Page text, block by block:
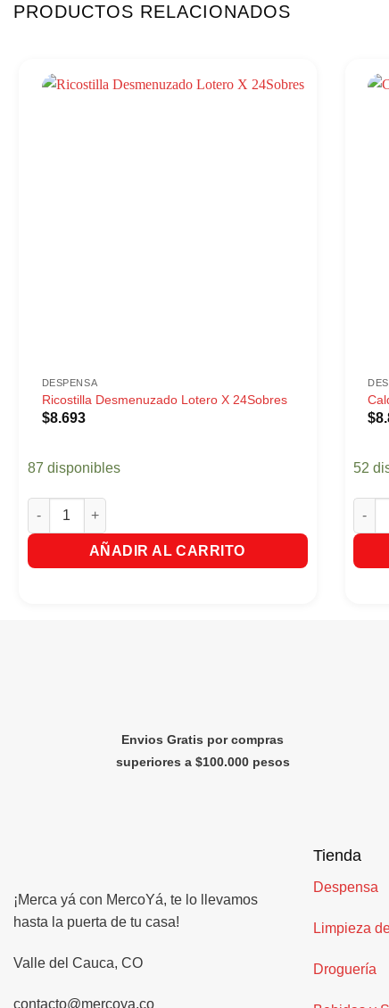
PRODUCTOS RELACIONADOS
DESPENSA
Ricostilla Desmenuzado Lotero X 24Sobres
$8.693
87 disponibles
Ricostilla Desmenuzado Lotero X 24Sobres cantidad
AÑADIR AL CARRITO
$
52
Envios Gratis por compras
superiores a $100.000 pesos
¡Merca yá con MercoYá, te lo llevamos
hasta la puerta de tu casa!
Valle del Cauca, CO
contacto@mercoya.co
Tienda
Despensa
Limpieza
Droguería